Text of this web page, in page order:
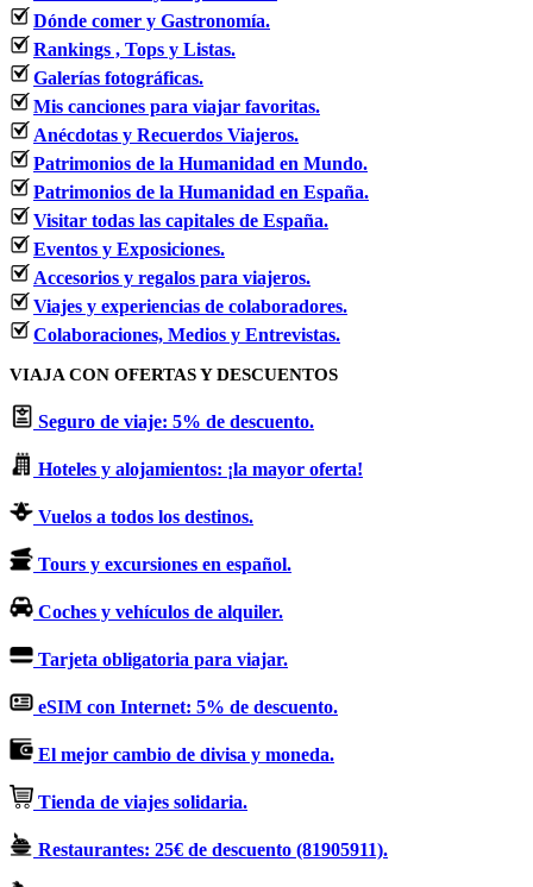
Dónde comer y Gastronomía.
Rankings , Tops y Listas.
Galerías fotográficas.
Mis canciones para viajar favoritas.
Anécdotas y Recuerdos Viajeros.
Patrimonios de la Humanidad en Mundo.
Patrimonios de la Humanidad en España.
Visitar todas las capitales de España.
Eventos y Exposiciones.
Accesorios y regalos para viajeros.
Viajes y experiencias de colaboradores.
Colaboraciones, Medios y Entrevistas.
VIAJA CON OFERTAS Y DESCUENTOS
Seguro de viaje: 5% de descuento.
Hoteles y alojamientos: ¡la mayor oferta!
Vuelos a todos los destinos.
Tours y excursiones en español.
Coches y vehículos de alquiler.
Tarjeta obligatoria para viajar.
eSIM con Internet: 5% de descuento.
El mejor cambio de divisa y moneda.
Tienda de viajes solidaria.
Restaurantes: 25€ de descuento (81905911).